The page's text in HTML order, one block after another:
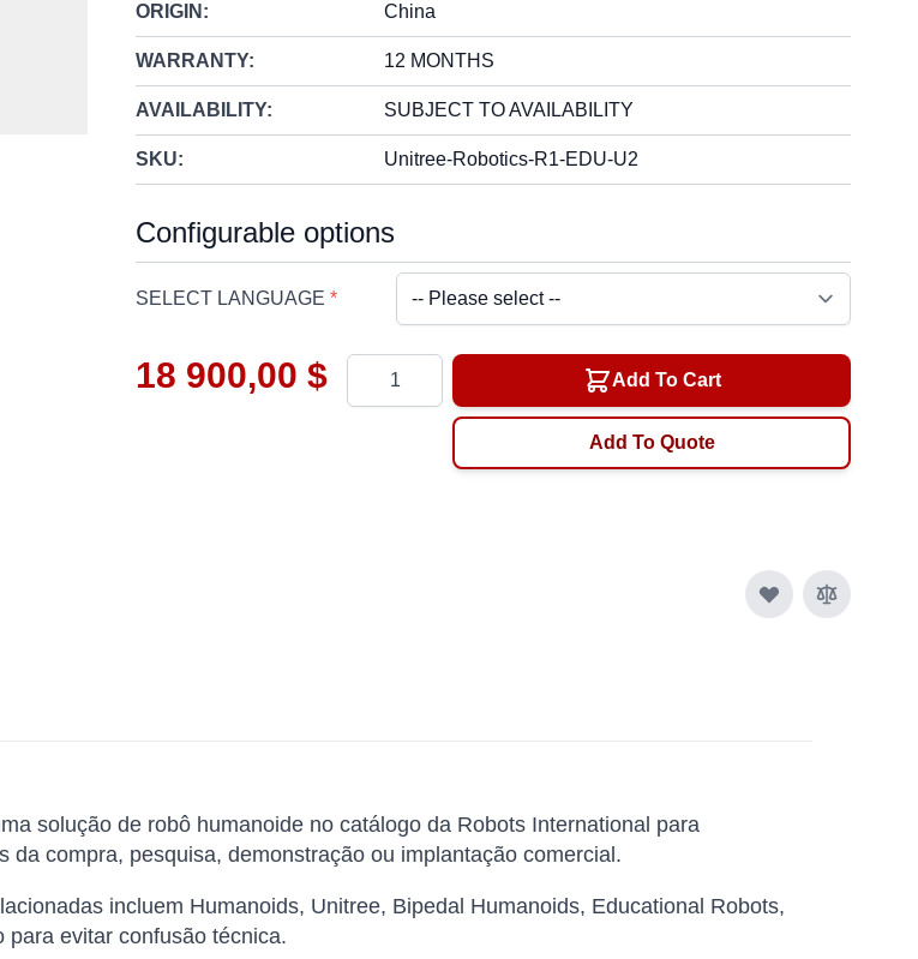
ORIGIN: China
WARRANTY: 12 MONTHS
AVAILABILITY: SUBJECT TO AVAILABILITY
SKU: Unitree-Robotics-R1-EDU-U2
Configurable options
SELECT LANGUAGE *
18 900,00 $ Add To Cart
Add To Quote
solução de robô humanoide no catálogo da Robots International para
compra, pesquisa, demonstração ou implantação comercial.
incluem Humanoids, Unitree, Bipedal Humanoids, Educational Robots,
evitar confusão técnica.